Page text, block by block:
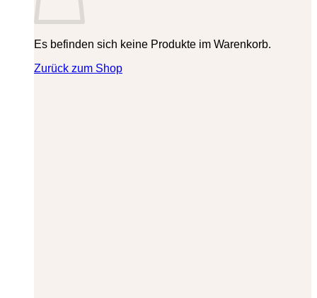
Es befinden sich keine Produkte im Warenkorb.
Zurück zum Shop